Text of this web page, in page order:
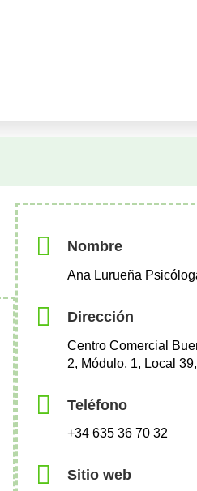
Nombre
Ana Lurueña
Dirección
Centro Comercial
2, Módulo, 1, Local
Teléfono
+34 635 36 70 32
Sitio web